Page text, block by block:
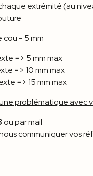
extrémité (au
cou - 5 mm
=> 5 mm max
=> 10 mm max
=> 15 mm max
problématique avec
ou par mail
communiquer vos